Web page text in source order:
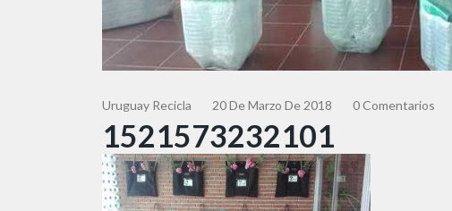
Uruguay Recicla 20 De Marzo De 2018 0 Comentarios
1521573232101